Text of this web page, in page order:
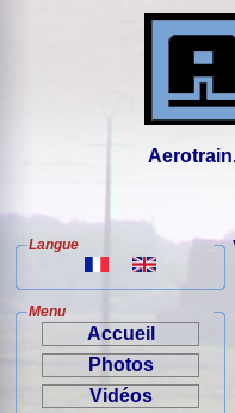
Langue
Menu
Accueil
Photos
Vidéos